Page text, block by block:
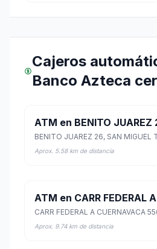
Cajeros
Banco Azteca
ATM en BENITO JUAREZ
Aprox. 5.58 km de distancia
Aprox. 9.74 km de distancia